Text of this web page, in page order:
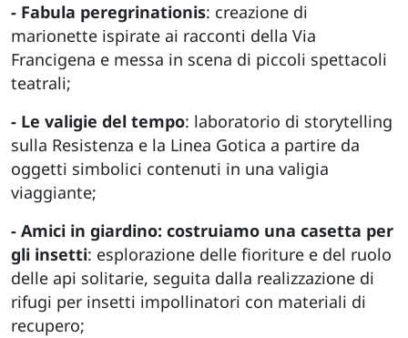
- Fabula peregrinationis: creazione di
marionette ispirate ai racconti della Via
Francigena e messa in scena di piccoli spettacoli
teatrali;
- Le valigie del tempo: laboratorio di storytelling
sulla Resistenza e la Linea Gotica a partire da
oggetti simbolici contenuti in una valigia
viaggiante;
- Amici in giardino: costruiamo una casetta per
gli insetti: esplorazione delle fioriture e del ruolo
delle api solitarie, seguita dalla realizzazione di
rifugi per insetti impollinatori con materiali di
recupero;